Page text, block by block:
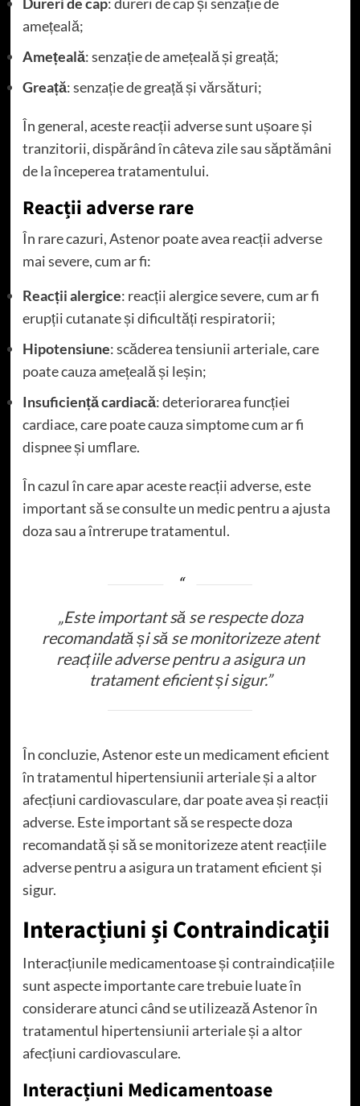
amețeală;
Amețeală: senzație de amețeală și greață;
Greață: senzație de greață și vărsături;
În general, aceste reacții adverse sunt ușoare și
tranzitorii, dispărând în câteva zile sau săptămâni
de la începerea tratamentului.
Reacții adverse rare
În rare cazuri, Astenor poate avea reacții adverse
mai severe, cum ar fi:
Reacții alergice: reacții alergice severe, cum ar fi
erupții cutanate și dificultăți respiratorii;
Hipotensiune: scăderea tensiunii arteriale, care
poate cauza amețeală și leșin;
Insuficiență cardiacă: deteriorarea funcției
cardiace, care poate cauza simptome cum ar fi
dispnee și umflare.
În cazul în care apar aceste reacții adverse, este
important să se consulte un medic pentru a ajusta
doza sau a întrerupe tratamentul.
„Este important să se respecte doza
recomandată și să se monitorizeze atent
reacțiile adverse pentru a asigura un
tratament eficient și sigur.”
În concluzie, Astenor este un medicament eficient
în tratamentul hipertensiunii arteriale și a altor
afecțiuni cardiovasculare, dar poate avea și reacții
adverse. Este important să se respecte doza
recomandată și să se monitorizeze atent reacțiile
adverse pentru a asigura un tratament eficient și
sigur.
Interacțiuni și Contraindicații
Interacțiunile medicamentoase și contraindicațiile
sunt aspecte importante care trebuie luate în
considerare atunci când se utilizează Astenor în
tratamentul hipertensiunii arteriale și a altor
afecțiuni cardiovasculare.
Interacțiuni Medicamentoase